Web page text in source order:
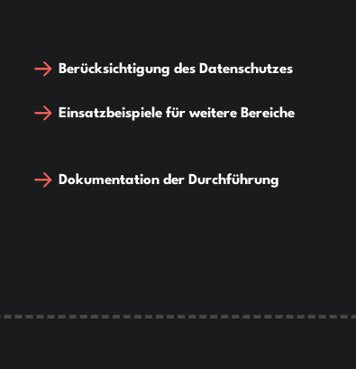
Berücksichtigung des Datenschutzes
Einsatzbeispiele für weitere Bereiche
Dokumentation der Durchführung